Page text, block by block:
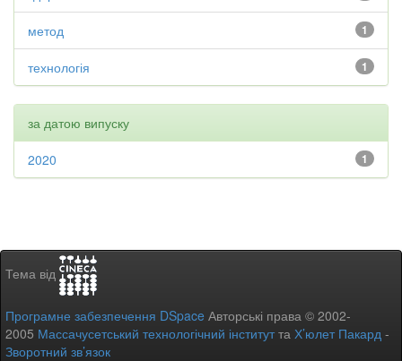
1
метод
1
технологія
за датою випуску
1
2020
Тема від
Програмне забезпечення DSpace Авторські права © 2002-
2005 Массачусетський технологічний інститутта Х’юлет Пакард -
Зворотний зв’язок